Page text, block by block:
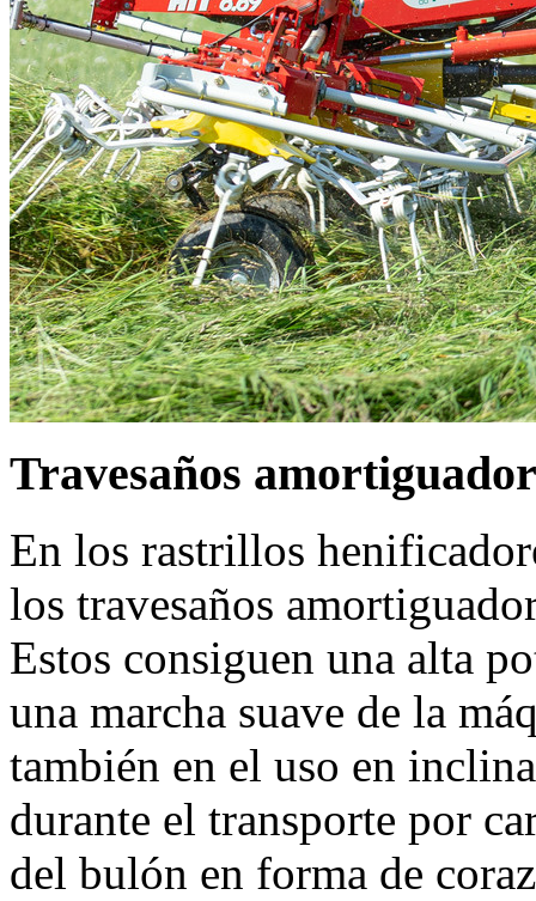
Travesaños
En los rastrillos
los travesaños
Estos consiguen una alta
una marcha suave de la
también en el uso en
durante el transporte por
del bulón en forma de